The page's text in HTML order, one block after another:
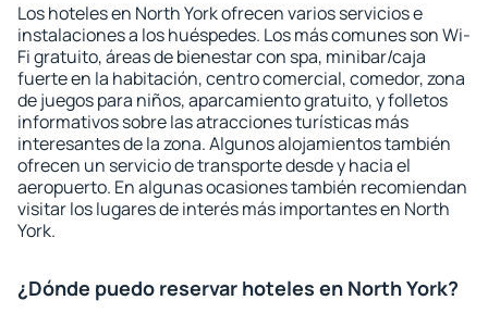
Los hoteles en North York ofrecen varios servicios e
instalaciones a los huéspedes. Los más comunes son Wi-
Fi gratuito, áreas de bienestar con spa, minibar/caja
fuerte en la habitación, centro comercial, comedor, zona
de juegos para niños, aparcamiento gratuito, y folletos
informativos sobre las atracciones turísticas más
interesantes de la zona. Algunos alojamientos también
ofrecen un servicio de transporte desde y hacia el
aeropuerto. En algunas ocasiones también recomiendan
visitar los lugares de interés más importantes en North
York.
¿Dónde puedo reservar hoteles en North York?